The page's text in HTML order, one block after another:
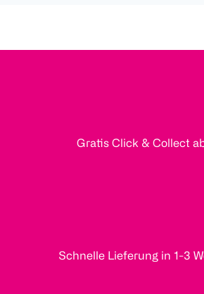
Gratis Click & Collect
Schnelle Lieferung in 1-3